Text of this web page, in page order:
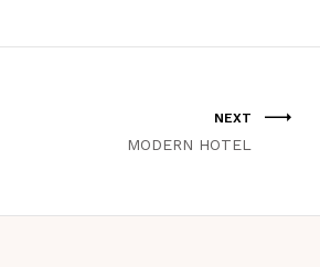
NEXT
MODERN HOTEL